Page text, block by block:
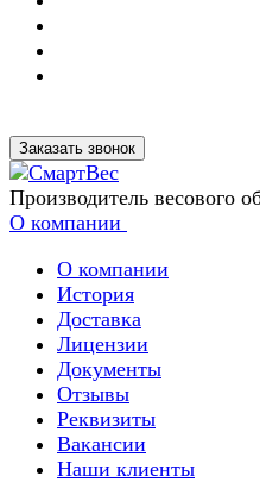
Заказать звонок
Производитель весового
О компании
О компании
История
Доставка
Лицензии
Документы
Отзывы
Реквизиты
Вакансии
Наши клиенты